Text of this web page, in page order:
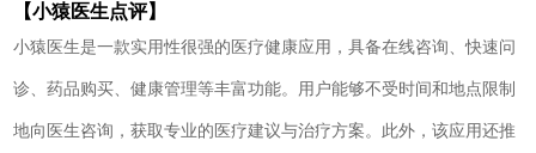
【小猿医生点评】
小猿医生是一款实用性很强的医疗健康应用，具备在线咨询、快速问
诊、药品购买、健康管理等丰富功能。用户能够不受时间和地点限制
地向医生咨询，获取专业的医疗建议与治疗方案。此外，该应用还推